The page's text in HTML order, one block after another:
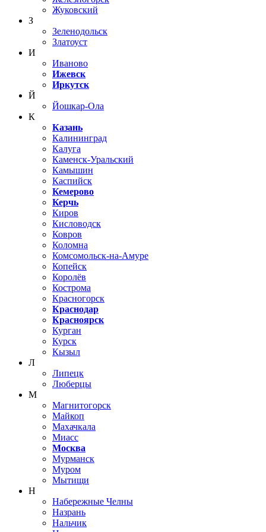
Жуковский
З
Зеленодольск
Златоуст
И
Иваново
Ижевск
Иркутск
Й
Йошкар-Ола
К
Казань
Калининград
Калуга
Каменск-Уральский
Камышин
Каспийск
Кемерово
Керчь
Киров
Кисловодск
Ковров
Коломна
Комсомольск-на-Амуре
Копейск
Королёв
Кострома
Красногорск
Краснодар
Красноярск
Курган
Курск
Кызыл
Л
Липецк
Люберцы
М
Магнитогорск
Майкоп
Махачкала
Миасс
Москва
Мурманск
Муром
Мытищи
Н
Набережные Челны
Назрань
Нальчик